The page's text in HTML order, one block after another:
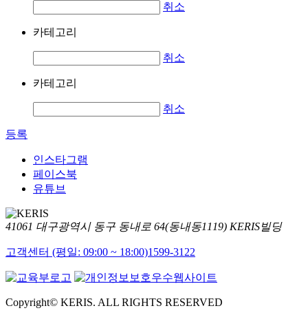
취소
카테고리
취소
카테고리
취소
등록
인스타그램
페이스북
유튜브
41061 대구광역시 동구 동내로 64(동내동1119) KERIS빌딩
고객센터 (평일: 09:00 ~ 18:00)1599-3122
Copyright© KERIS. ALL RIGHTS RESERVED